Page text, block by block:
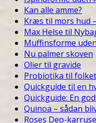
Kan alle amme?
Kræs til mors hud
Max Helse til
Muffinsforme
Nu palmer skoven
Olier til gravide
Probiotika til folket
Quickguide til en
Quickguide: En
Quinoa – sådan
Roses Deo-